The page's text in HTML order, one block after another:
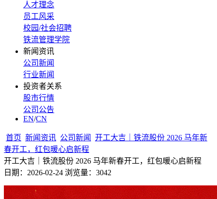
人才理念
员工风采
校园/社会招聘
铁流管理学院
新闻资讯
公司新闻
行业新闻
投资者关系
股市行情
公司公告
EN/CN
首页 新闻资讯 公司新闻
开工大吉｜铁流股份 2026 马年新
春开工，红包暖心启新程
开工大吉｜铁流股份 2026 马年新春开工，红包暖心启新程
日期：2026-02-24 浏览量：3042